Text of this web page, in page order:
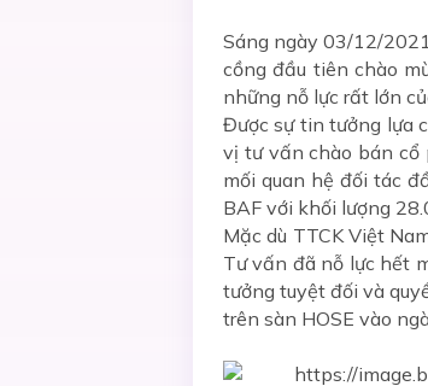
Sáng ngày 03/12/
cồng đầu tiên chào
những nỗ lực rất lớn
Được sự tin tưởng lựa
vị tư vấn chào bán cổ
mối quan hệ đối tác
BAF với khối lượng
Mặc dù TTCK Việt
Tư vấn đã nỗ lực hết
tưởng tuyệt đối và
trên sàn HOSE vào